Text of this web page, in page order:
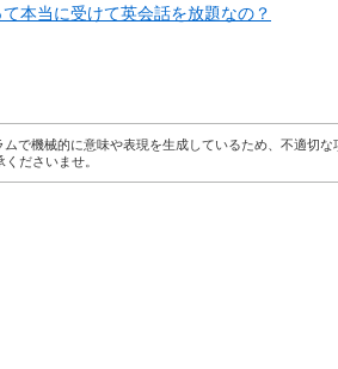
本当に受けて英会話を放題なの？
で機械的に意味や表現を生成しているため、不適切な
ださいませ。